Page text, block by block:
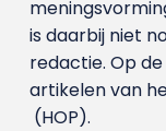
is daarbij niet
redactie. Op
artikelen van
(HOP).